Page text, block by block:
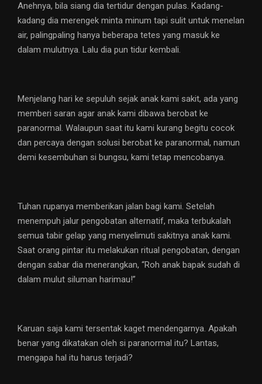
Anehnya, bila siang dia tertidur dengan pulas. Kadang-
kadang dia merengek minta minum tapi sulit untuk menelan
air, palingpaling hanya beberapa tetes yang masuk ke
dalam mulutnya. Lalu dia pun tidur kembali.
Menjelang hari ke sepuluh sejak anak kami sakit, ada yang
memberi saran agar anak kami dibawa berobat ke
paranormal. Walaupun saat itu kami kurang begitu cocok
dan percaya dengan solusi berobat ke paranormal, namun
demi kesembuhan si bungsu, kami tetap mencobanya.
Tuhan rupanya memberikan jalan bagi kami. Setelah
menempuh jalur pengobatan alternatif, maka terbukalah
semua tabir gelap yang menyelimuti sakitnya anak kami.
Saat orang pintar itu melakukan ritual pengobatan, dengan
dengan sabar dia menerangkan, “Roh anak bapak sudah di
dalam mulut siluman harimau!”
Karuan saja kami tersentak kaget mendengarnya. Apakah
benar yang dikatakan oleh si paranormal itu? Lantas,
mengapa hal itu harus terjadi?